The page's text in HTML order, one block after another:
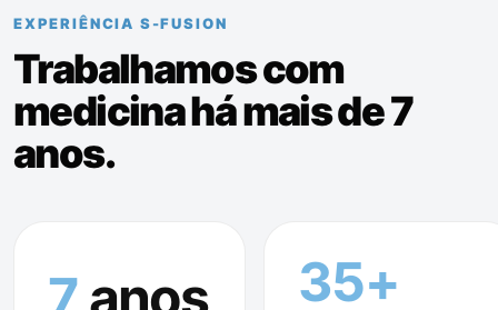
EXPERIÊNCIA S-FUSION
Trabalhamos com
medicina há mais de 7
anos.
7anos
35+